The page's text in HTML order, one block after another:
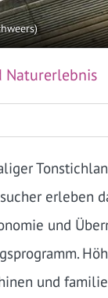
Naturerlebnis
erleben
und
und